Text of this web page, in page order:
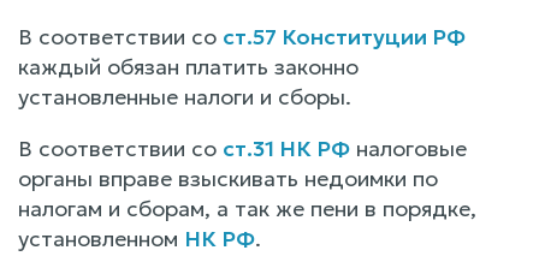
В соответствии со ст.57 Конституции РФ
каждый обязан платить законно
установленные налоги и сборы.
В соответствии со ст.31 НК РФ налоговые
органы вправе взыскивать недоимки по
налогам и сборам, а так же пени в порядке,
установленном НК РФ.